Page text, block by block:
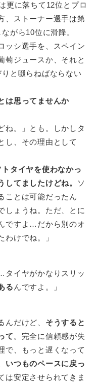
更に落ちて12位とプロ
、ストーナー選手は第
がら10位に滑降。
ッシ選手を、スペイン
萄ジュースか、それと
と啜らねばならない
は思ってませんか
ね。」とも。しかしタ
し、その理由として
タイヤを使わなかっ
してましたけどね。
ソ
ことは可能だったん
しょうね。ただ、とに
ですよ…だから別のオ
わけでね。」
タイヤがかなりスリッ
る んですよ。」
んだけど、 そうすると
て 。完全に信頼感が失
で、もっと遅くなって
いつものペースに戻っ
は安定させられてきま